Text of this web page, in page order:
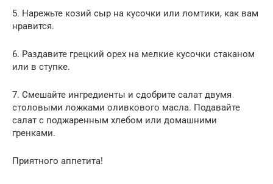
5. Нарежьте козий сыр на кусочки или ломтики, как вам
нравится.
6. Раздавите грецкий орех на мелкие кусочки стаканом
или в ступке.
7. Смешайте ингредиенты и сдобрите салат двумя
столовыми ложками оливкового масла. Подавайте
салат с поджаренным хлебом или домашними
гренками.
Приятного аппетита!